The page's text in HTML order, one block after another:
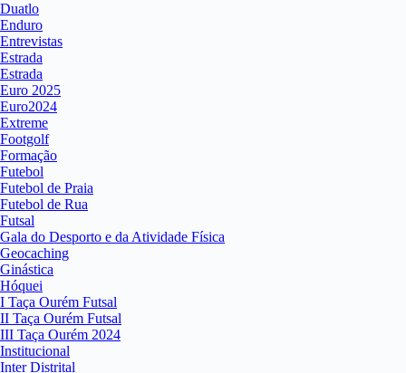
Duatlo
Enduro
Entrevistas
Estrada
Estrada
Euro 2025
Euro2024
Extreme
Footgolf
Formação
Futebol
Futebol de Praia
Futebol de Rua
Futsal
Gala do Desporto e da Atividade Física
Geocaching
Ginástica
Hóquei
I Taça Ourém Futsal
II Taça Ourém Futsal
III Taça Ourém 2024
Institucional
Inter Distrital